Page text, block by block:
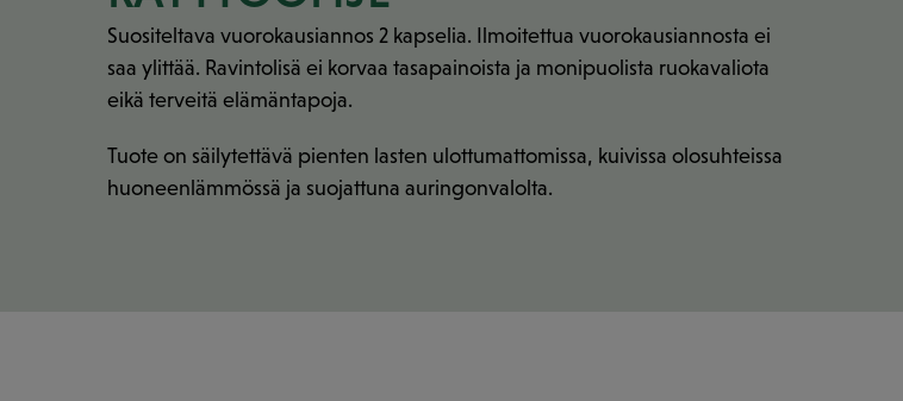
Suositeltava vuorokausiannos 2 kapselia. Ilmoitettua vuorokausiannosta ei
saa ylittää. Ravintolisä ei korvaa tasapainoista ja monipuolista ruokavaliota
eikä terveitä elämäntapoja.
Tuote on säilytettävä pienten lasten ulottumattomissa, kuivissa olosuhteissa
huoneenlämmössä ja suojattuna auringonvalolta.